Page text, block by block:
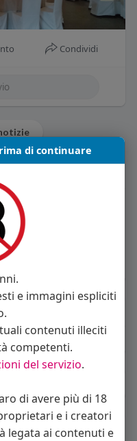
Condividi
di continuare
e immagini espliciti
contenuti illeciti
competenti.
del servizio.
di avere più di 18
e i creatori
legata ai contenuti e